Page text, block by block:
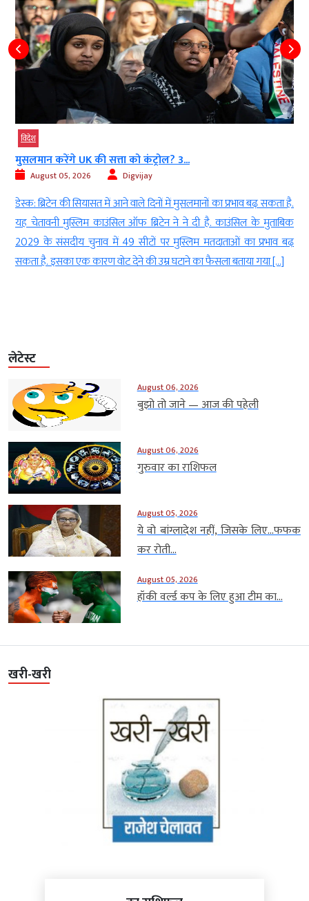
विदेश
मुसलमान करेंगे UK की सत्ता को कंट्रोल? 3...
August 05, 2026 Digvijay
डेस्क: ब्रिटेन की सियासत में आने वाले दिनों में मुसलमानों का प्रभाव बढ़ सकता है.
यह चेतावनी मुस्लिम काउंसिल ऑफ ब्रिटेन ने ने दी है. काउंसिल के मुताबिक
2029 के संसदीय चुनाव में 49 सीटों पर मुस्लिम मतदाताओं का प्रभाव बढ़
सकता है. इसका एक कारण वोट देने की उम्र घटाने का फैसला बताया गया […]
लेटेस्ट
August 06, 2026
बुझो तो जाने — आज की पहेली
August 06, 2026
गुरुवार का राशिफल
August 05, 2026
ये वो बांग्लादेश नहीं, जिसके लिए…फफक
कर रोती...
August 05, 2026
हॉकी वर्ल्ड कप के लिए हुआ टीम का...
खरी-खरी